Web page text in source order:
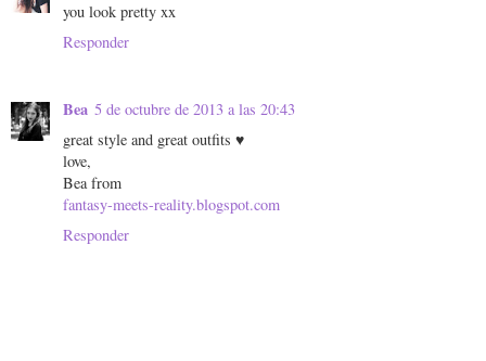
you look pretty xx
Responder
Bea 5 de octubre de 2013 a las 20:43
great style and great outfits ♥
love,
Bea from
fantasy-meets-reality.blogspot.com
Responder